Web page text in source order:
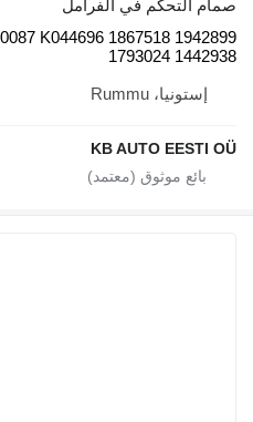
التحكم في الفرامل
K000087 K044696 1867518
1793024
إستونيا، Rummu
KB AUTO EESTI